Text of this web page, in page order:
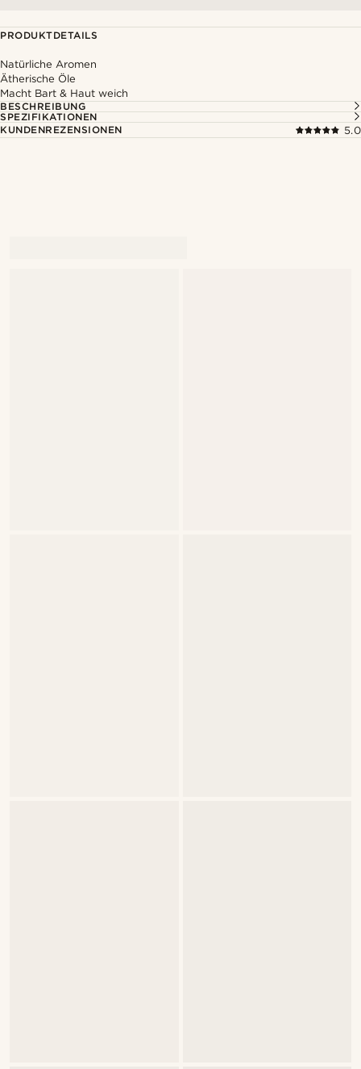
PRODUKTDETAILS
Natürliche Aromen
Ätherische Öle
Macht Bart & Haut weich
BESCHREIBUNG
SPEZIFIKATIONEN
KUNDENREZENSIONEN
5.0